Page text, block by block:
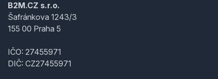
B2M.CZ s.r.o.
Šafránkova 1243/3
155 00 Praha 5
IČO: 27455971
DIČ: CZ27455971